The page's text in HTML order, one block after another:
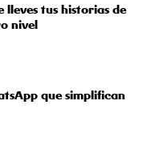
lleves tus historias de
nivel
que simplifican